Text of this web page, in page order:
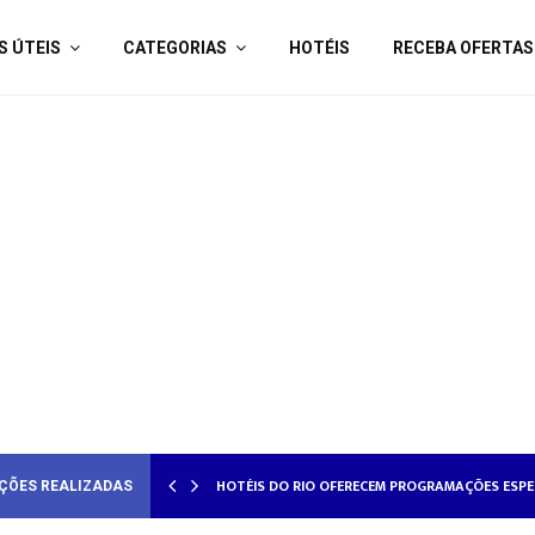
ÚTEIS CATEGORIAS HOTÉIS RECEBA OFERTAS
REALIZADAS HOTÉISRIO REALIZA CICLO DE SEMINÁRIOS